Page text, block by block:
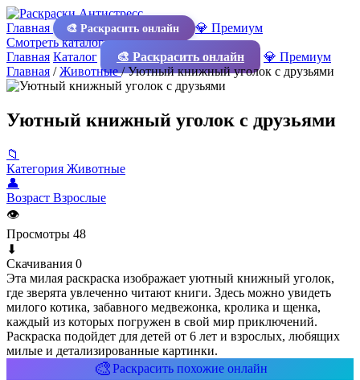
Главная 🎨 Раскрасить онлайн
💎 Премиум
Смотреть каталог
Главная Каталог 🎨 Раскрасить онлайн
💎 Премиум
Главная /Животные/Уютный книжный уголок с друзьями
Уютный книжный уголок с друзьями
📁
Категория Животные
👤
Возраст Взрослые
👁
Просмотры 48
⬇
Скачивания 0
Эта милая раскраска изображает уютный книжный уголок,
где зверята увлеченно читают книги. Здесь можно увидеть
милого котика, забавного медвежонка, кролика и щенка,
каждый из которых погружен в свой мир приключений.
Раскраска подойдет для детей от 6 лет и взрослых, любящих
милые и детализированные картинки.
🎨Раскрасить похожие онлайн